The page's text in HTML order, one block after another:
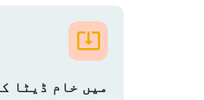
میں خام ڈیٹا